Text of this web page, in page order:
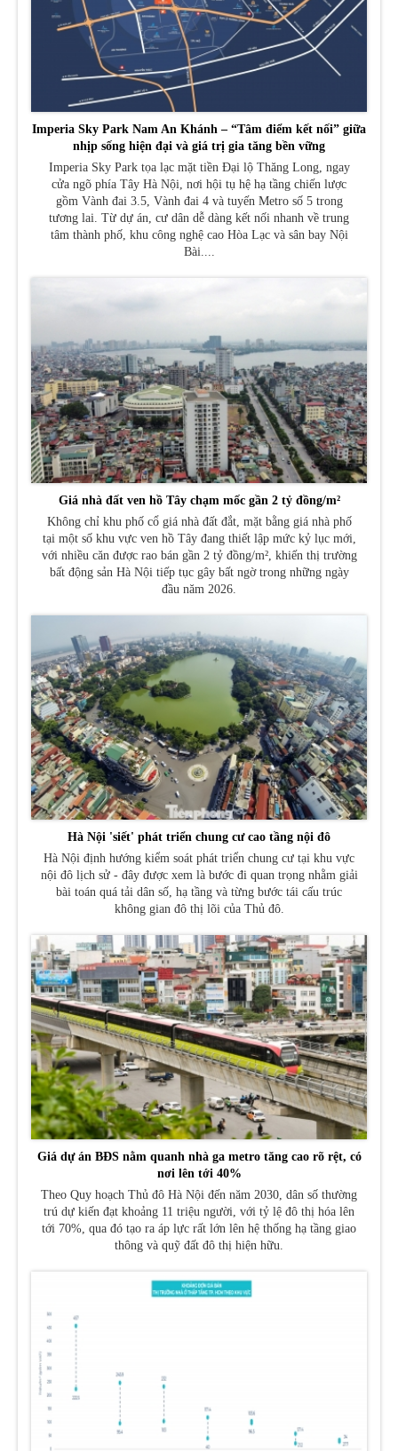
Imperia Sky Park Nam An Khánh – “Tâm điểm kết nối” giữa
nhịp sống hiện đại và giá trị gia tăng bền vững
Imperia Sky Park tọa lạc mặt tiền Đại lộ Thăng Long, ngay
cửa ngõ phía Tây Hà Nội, nơi hội tụ hệ hạ tầng chiến lược
gồm Vành đai 3.5, Vành đai 4 và tuyến Metro số 5 trong
tương lai. Từ dự án, cư dân dễ dàng kết nối nhanh về trung
tâm thành phố, khu công nghệ cao Hòa Lạc và sân bay Nội
Bài....
Giá nhà đất ven hồ Tây chạm mốc gần 2 tỷ đồng/m²
Không chỉ khu phố cổ giá nhà đất đắt, mặt bằng giá nhà phố
tại một số khu vực ven hồ Tây đang thiết lập mức kỷ lục mới,
với nhiều căn được rao bán gần 2 tỷ đồng/m², khiến thị trường
bất động sản Hà Nội tiếp tục gây bất ngờ trong những ngày
đầu năm 2026.
Hà Nội 'siết' phát triển chung cư cao tầng nội đô
Hà Nội định hướng kiểm soát phát triển chung cư tại khu vực
nội đô lịch sử - đây được xem là bước đi quan trọng nhằm giải
bài toán quá tải dân số, hạ tầng và từng bước tái cấu trúc
không gian đô thị lõi của Thủ đô.
Giá dự án BĐS nằm quanh nhà ga metro tăng cao rõ rệt, có
nơi lên tới 40%
Theo Quy hoạch Thủ đô Hà Nội đến năm 2030, dân số thường
trú dự kiến đạt khoảng 11 triệu người, với tỷ lệ đô thị hóa lên
tới 70%, qua đó tạo ra áp lực rất lớn lên hệ thống hạ tầng giao
thông và quỹ đất đô thị hiện hữu.